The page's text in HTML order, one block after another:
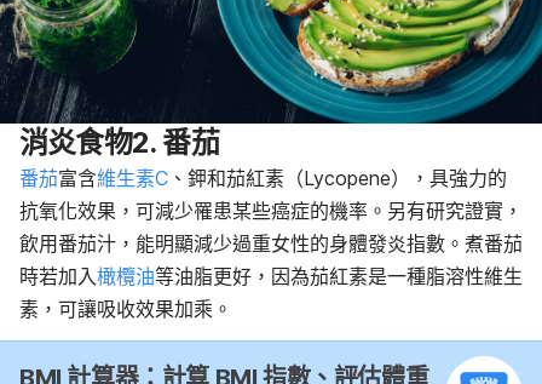
消炎食物2. 番茄
番茄富含維生素C 、鉀和茄紅素（Lycopene），具強力的
抗氧化效果，可減少罹患某些癌症的機率。另有研究證實，
飲用番茄汁，能明顯減少過重女性的身體發炎指數。煮番茄
時若加入橄欖油等油脂更好，因為茄紅素是一種脂溶性維生
素，可讓吸收效果加乘。
BMI 計算器：計算 BMI 指數、評估體重